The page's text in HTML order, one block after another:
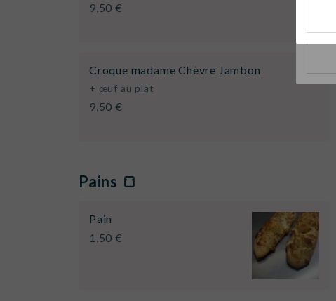
9,50 €
Croque madame Chèvre Jambon
+ œuf au plat
9,50 €
Pains 🍞
Pain
1,50 €